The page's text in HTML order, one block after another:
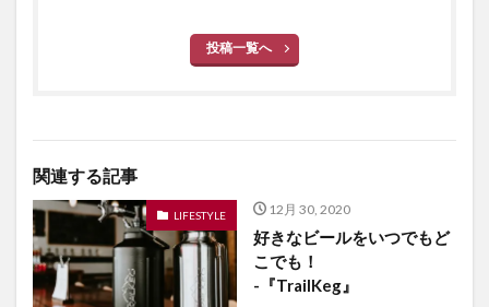
投稿一覧へ
関連する記事
LIFESTYLE 12月 30, 2020
好きなビールをいつでもど
こでも！
-『TrailKeg』